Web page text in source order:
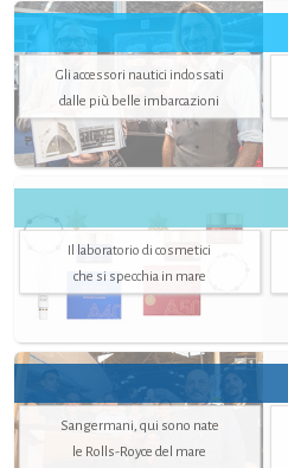
Gli accessori nautici indossati
dalle più belle imbarcazioni
Il laboratorio di cosmetici
che si specchia in mare
Sangermani, qui sono nate
le Rolls-Royce del mare